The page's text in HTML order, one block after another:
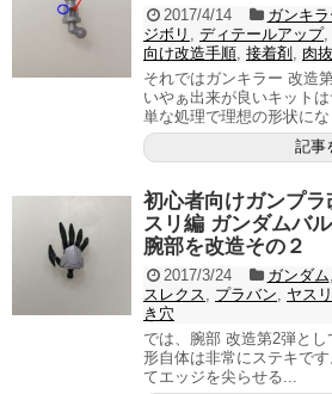
2017/4/14 ガンキラ
ジボリ , ディテールアップ,
向け改造手順, 接着剤 , 肉
それではガンキラー 改造
いやぁ出来が良いキット
単な処理で理想の形状に
記事
初心者向けガンプ
スリ編 ガンダムバ
腕部を改造その２
2017/3/24 ガンダム,
スレクス, プラバン, ヤスリ
き穴
では、腕部 改造第2弾と
形自体は非常にステキで
てエッジを尖らせる...